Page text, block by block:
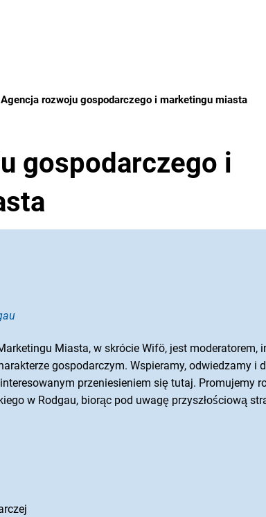
Agencja rozwoju gospodarczego i marketingu miasta
gospodarczego i
Miasta, w skrócie Wifö, jest moderatorem,
gospodarczym. Wspieramy, odwiedzamy i
przeniesieniem się tutaj. Promujemy
w Rodgau, biorąc pod uwagę przyszłościową